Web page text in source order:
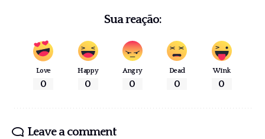
Sua reação:
Love
0
Happy
0
Angry
0
Dead
0
Wink
0
Leave a comment